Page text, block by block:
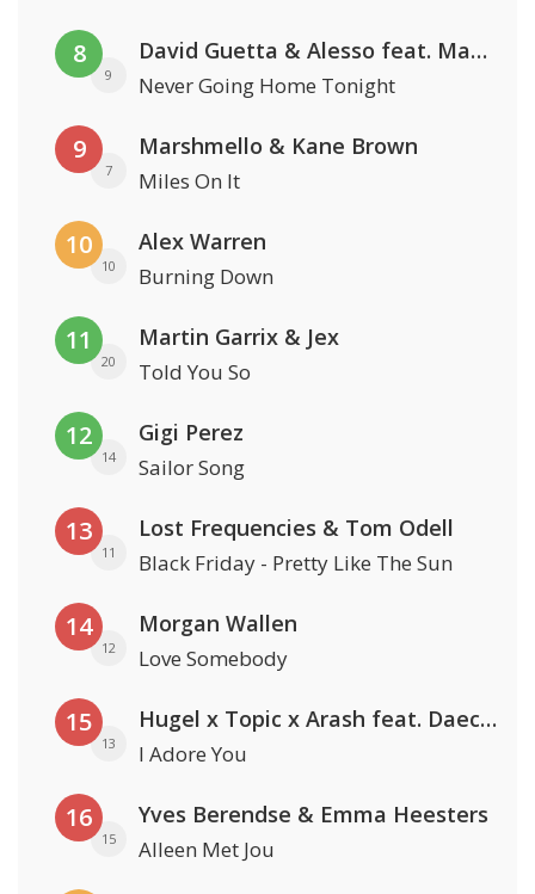
8
9
David Guetta & Alesso feat. Madison Love
Never Going Home Tonight
9
7
Marshmello & Kane Brown
Miles On It
10
10
Alex Warren
Burning Down
11
20
Martin Garrix & Jex
Told You So
12
14
Gigi Perez
Sailor Song
13
11
Lost Frequencies & Tom Odell
Black Friday - Pretty Like The Sun
14
12
Morgan Wallen
Love Somebody
15
13
Hugel x Topic x Arash feat. Daecolm
I Adore You
16
15
Yves Berendse & Emma Heesters
Alleen Met Jou